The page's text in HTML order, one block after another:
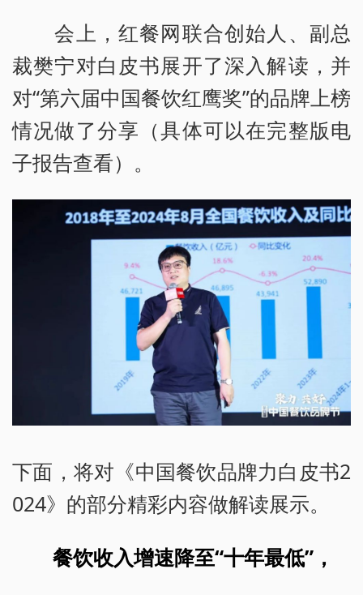
会上，红餐网联合创始人、副总
裁樊宁对白皮书展开了深入解读，并
对“第六届中国餐饮红鹰奖”的品牌上榜
情况做了分享（具体可以在完整版电
子报告查看）。
下面，将对《中国餐饮品牌力白皮书2
024》的部分精彩内容做解读展示。
餐饮收入增速降至“十年最低”，